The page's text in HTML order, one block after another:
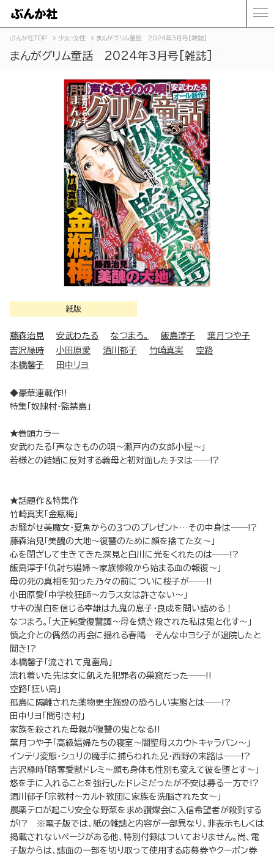
ぶんか社TOP 少女・女性 まんがグリム童話 2024年3月号[雑誌]
まんがグリム童話 2024年3月号[雑誌]
紙版
藤森治見 安武わたる なつまろ。 飯島淳子
葉月つや子
吉沢緑時
小田原愛 酒川郁子 竹崎真実
空路
本橋馨子
田中リヨ
◆豪華連載作!!
特集「奴隷村・監禁島」
★巻頭カラー
安武わたる「声なきものの唄～瀬戸内の女郎小屋～」
若様との結婚に反対する義母と初対面したチヌは――!?
★話題作＆特集作
竹崎真実「金瓶梅」
お騒がせ美魔女・夏魚からの３つのプレゼント…その中身は――!?
藤森治見「美醜の大地～復讐のために顔を捨てた女～」
心を閉ざして生きてきた深見と白川に光をくれたのは――!?
飯島淳子「仇討ち娼婦～家族惨殺から始まる血の報復～」
母の死の真相を知った乃々の前についに桜子が――!!
小田原愛「中学校狂師～カラス女は許さない～」
サキの潔白を信じる幸雄は九鬼の息子・良成を問い詰める！
なつまろ。「大正純愛復讐譚～母を焼き殺された私は鬼と化す～」
慎之介との偶然の再会に揺れる春陽…そんな中ヨシ子が退院したと
聞き!?
本橋馨子「流されて鬼畜島」
流れ着いた先は女に飢えた犯罪者の巣窟だった――!!
空路「狂い島」
孤島に隔離された薬物更生施設の恐ろしい実態とは――!?
田中リヨ「間引き村」
家族を殺された母親が復讐の鬼となる!!
葉月つや子「高級娼婦たちの寝室～闇聖母スカウトキャラバン～」
インテリ変態・シュリの魔手に捕らわれた兄・西野の末路は――!?
吉沢緑時「略奪愛獣ドレミ～顔も身体も性別も変えて彼を堕とす～」
悠を手に入れることを強行したドレミだったが不安は募る一方で!?
酒川郁子「宗教村～カルト教団に家族を洗脳された女～」
農薬テロが起こり安全な野菜を求め讃燦会に入信希望者が殺到する
が!? ※電子版では、紙の雑誌と内容が一部異なり、非表示もしくは
掲載されないページがある他、特別付録はついておりません。尚、電
子版からは、誌面の一部を切り取って使用する応募券やクーポン券